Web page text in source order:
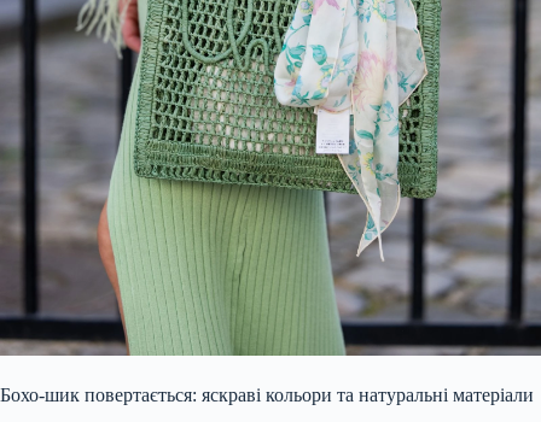
Бохо-шик повертається: яскраві кольори та натуральні матеріали